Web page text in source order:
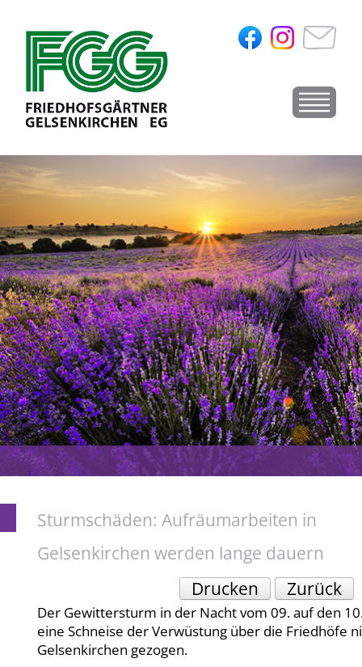
Sturmschäden: Aufräumarbeiten in
Gelsenkirchen werden lange dauern
Drucken
Zurück
Der Gewittersturm in der Nacht vom 09. auf den
eine Schneise der Verwüstung über die Friedhöfe
Gelsenkirchen gezogen.